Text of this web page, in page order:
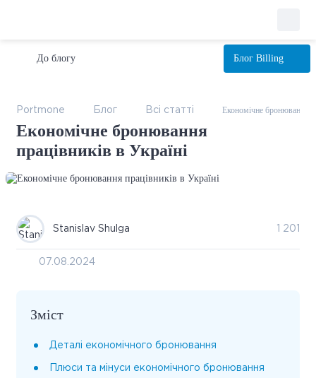
До блогу Блог Billing
Portmone Блог Всі статтi Економічне бронювання
Економічне бронювання
працівників в Україні
Stanislav Shulga 1 201
07.08.2024
Зміст
Деталі економічного бронювання
Плюси та мінуси економічного бронювання